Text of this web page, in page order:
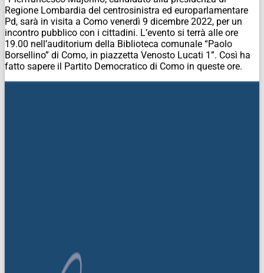
Regione Lombardia del centrosinistra ed europarlamentare
Pd, sarà in visita a Como venerdì 9 dicembre 2022, per un
incontro pubblico con i cittadini. L’evento si terrà alle ore
19.00 nell’auditorium della Biblioteca comunale “Paolo
Borsellino” di Como, in piazzetta Venosto Lucati 1”. Così ha
fatto sapere il Partito Democratico di Como in queste ore.